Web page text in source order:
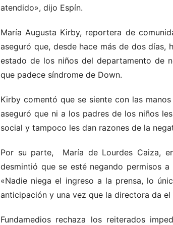
atendido», dijo Espín.
María Augusta Kirby, reportera de
aseguró que, desde hace más de dos
estado de los niños del departamento de
que padece síndrome de Down.
Kirby comentó que se siente con las
aseguró que ni a los padres de los niños
social y tampoco les dan razones de la
Por su parte, María de Lourdes Caiza,
desmintió que se esté negando permisos
«Nadie niega el ingreso a la prensa, lo
anticipación y una vez que la directora da
Fundamedios rechaza los reiterados